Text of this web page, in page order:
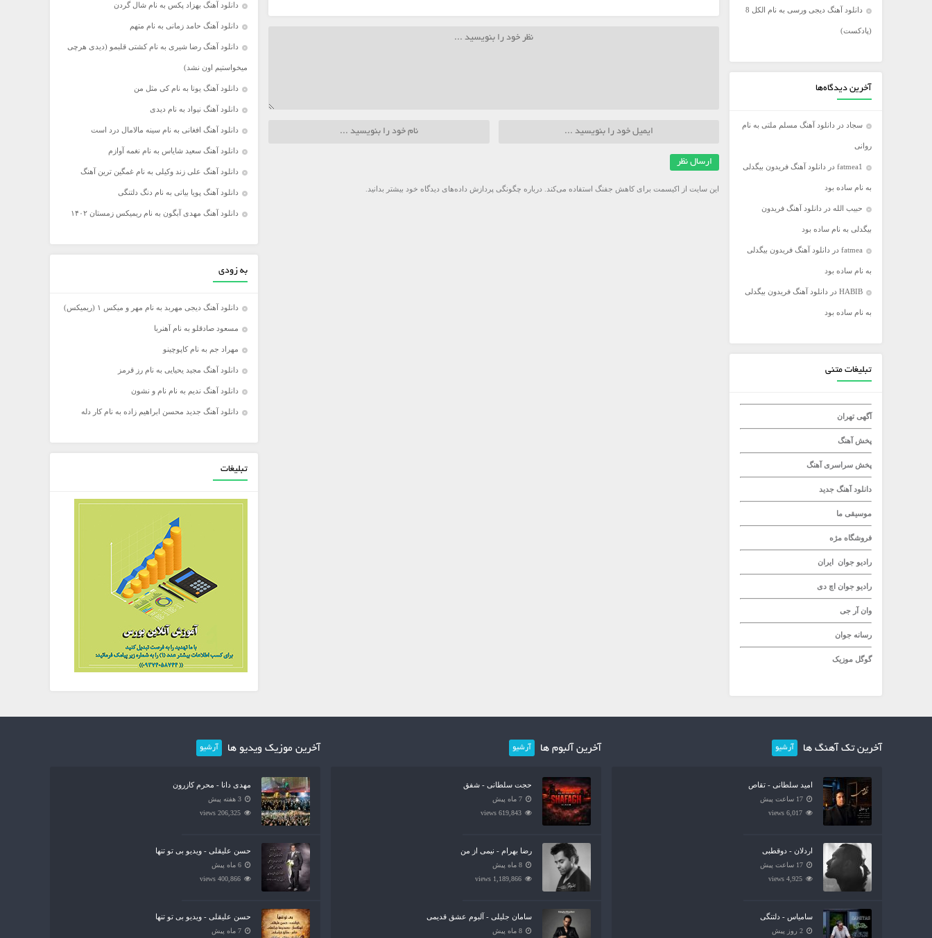
مازیار فلاحی
مجید اخشابی
محسن ابراهیم زاده
محسن چاووشی
محسن یگانه
محمد رضا گلزار
محمد علیزاده
مرتضی اشرفی
مرتضی سرمدی
مهدی جهانی
مهدی یغمایی
میثم ابراهیمی
دانلود آهنگ دیجی ورسی به نام الکل 8
(پادکست)
آخرین دیدگاه‌ها
سجاد در دانلود آهنگ مسلم ملتی به نام
روانی
fatmea1 در دانلود آهنگ فریدون بیگدلی
به نام ساده بود
حبیب الله در دانلود آهنگ فریدون
بیگدلی به نام ساده بود
fatmea در دانلود آهنگ فریدون بیگدلی
به نام ساده بود
HABIB در دانلود آهنگ فریدون بیگدلی
به نام ساده بود
تبلیغات متنی
آگهی تهران
پخش آهنگ
پخش سراسری آهنگ
دانلود آهنگ جدید
موسیقی ما
فروشگاه مژه
رادیو جوان ایران
رادیو جوان اچ دی
وان آر جی
رسانه جوان
گوگل موزیک
این سایت از اکیسمت برای کاهش جفنگ استفاده می‌کند. درباره چگونگی پردازش داده‌های دیدگاه خود بیشتر بدانید.
دانلود آهنگ بهزاد پکس به نام شال گردن
دانلود آهنگ حامد زمانی به نام متهم
دانلود آهنگ رضا شیری به نام کشتی قلبمو (دیدی هرچی
میخواستیم اون نشد)
دانلود آهنگ یونا به نام کی مثل من
دانلود آهنگ نیواد به نام دیدی
دانلود آهنگ افغانی به نام سینه مالامال درد است
دانلود آهنگ سعید شایاس به نام نغمه آوازم
دانلود آهنگ علی زند وکیلی به نام غمگین ترین آهنگ
دانلود آهنگ پویا بیاتی به نام دنگ دلتنگی
دانلود آهنگ مهدی آبگون به نام ریمیکس زمستان ۱۴۰۲
به زودی
دانلود آهنگ دیجی مهربد به نام مهر و میکس ۱ (ریمیکس)
مسعود صادقلو به نام آهنربا
مهراد جم به نام کاپوچینو
دانلود آهنگ مجید یحیایی به نام رز قرمز
دانلود آهنگ ندیم به نام نام و نشون
دانلود آهنگ جدید محسن ابراهیم زاده به نام کار دله
تبلیغات
آخرین تک آهنگ ها آرشیو
امید سلطانی - تقاص
17 ساعت پیش
6,017 views
اردلان - دوقطبی
17 ساعت پیش
4,925 views
سامیاس - دلتنگی
2 روز پیش
آخرین آلبوم ها آرشیو
حجت سلطانی - شفق
7 ماه پیش
619,843 views
رضا بهرام - نیمی از من
8 ماه پیش
1,189,866 views
سامان جلیلی - آلبوم عشق قدیمی
8 ماه پیش
آخرین موزیک ویدیو ها آرشیو
مهدی دانا - محرم کازرون
3 هفته پیش
206,325 views
حسن علیقلی - ویدیو بی تو تنها
6 ماه پیش
400,866 views
حسن علیقلی - ویدیو بی تو تنها
7 ماه پیش